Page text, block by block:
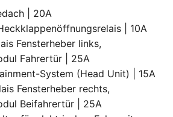
| 20A
| 10A
Fensterheber links,
Fahrertür | 25A
System (Head Unit) | 15A
Fensterheber rechts,
Beifahrertür | 25A